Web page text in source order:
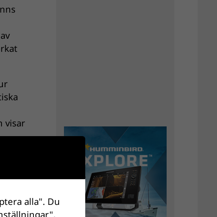
visar
alla". Du